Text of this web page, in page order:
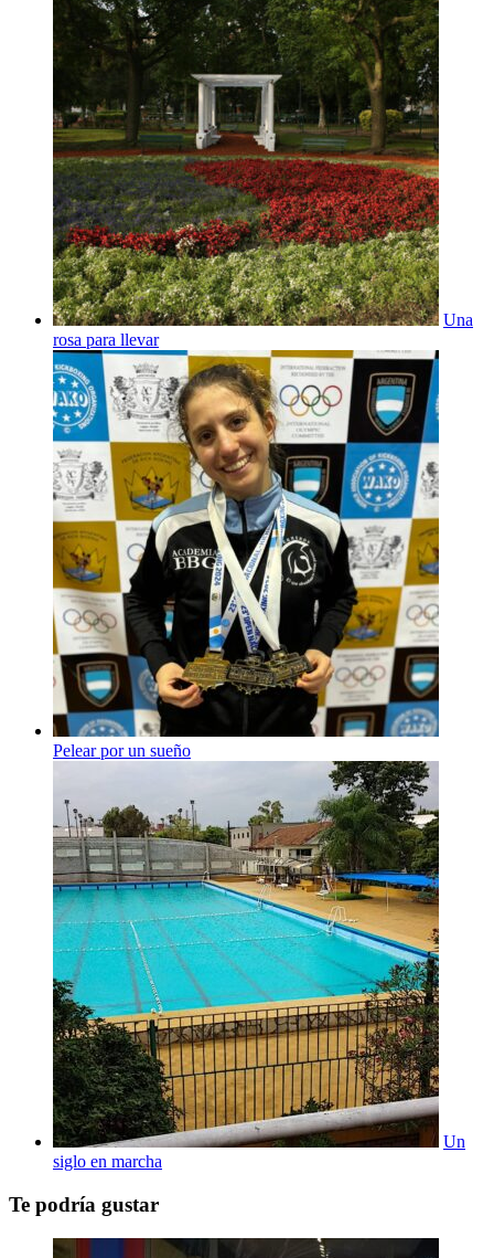
Una
rosa para llevar
Pelear por un sueño
Un
siglo en marcha
Te podría gustar